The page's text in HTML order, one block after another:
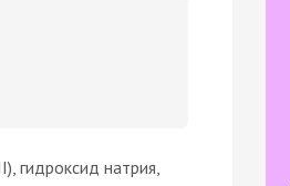
гидроксид натрия,